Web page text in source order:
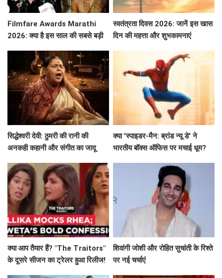
Filmfare Awards Marathi
2026: क्या है इस साल की सबसे बड़ी
स्वतंत्रता दिवस 2026: जानें इस खास
दिन की महत्ता और शुभकामनाएं
सिद्धेश्वरी देवी: ठुमरी की रानी की
अनकही कहानी और संगीत का जादू
क्या 'स्पाइडर-मैन: ब्रांड न्यू डे' ने
भारतीय बॉक्स ऑफिस पर मचाई धूम?
क्या आप तैयार हैं? "The Traitors"
के दूसरे सीजन का ट्रेलर हुआ रिलीज!
शिवांगी जोशी और रोहित सुचांती के रिश्ते
पर नई चर्चाएं